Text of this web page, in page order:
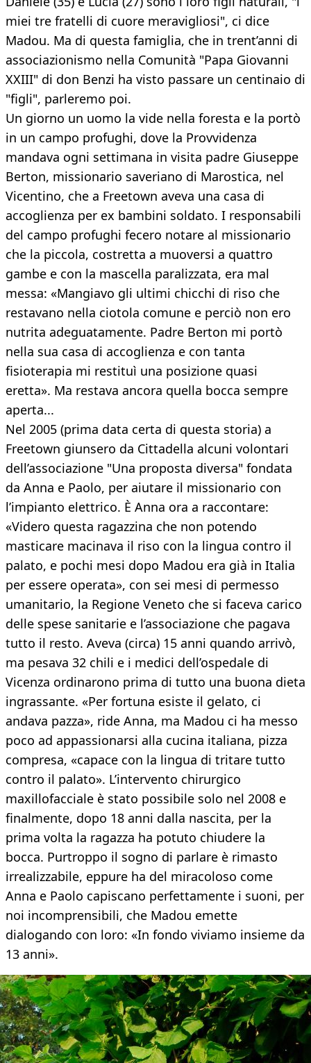
miei tre fratelli di cuore meravigliosi", ci dice
Madou. Ma di questa famiglia, che in trent’anni di
associazionismo nella Comunità "Papa Giovanni
XXIII" di don Benzi ha visto passare un centinaio di
"figli", parleremo poi.
Un giorno un uomo la vide nella foresta e la portò
in un campo profughi, dove la Provvidenza
mandava ogni settimana in visita padre Giuseppe
Berton, missionario saveriano di Marostica, nel
Vicentino, che a Freetown aveva una casa di
accoglienza per ex bambini soldato. I responsabili
del campo profughi fecero notare al missionario
che la piccola, costretta a muoversi a quattro
gambe e con la mascella paralizzata, era mal
messa: «Mangiavo gli ultimi chicchi di riso che
restavano nella ciotola comune e perciò non ero
nutrita adeguatamente. Padre Berton mi portò
nella sua casa di accoglienza e con tanta
fisioterapia mi restituì una posizione quasi
eretta». Ma restava ancora quella bocca sempre
aperta...
Nel 2005 (prima data certa di questa storia) a
Freetown giunsero da Cittadella alcuni volontari
dell’associazione "Una proposta diversa" fondata
da Anna e Paolo, per aiutare il missionario con
l’impianto elettrico. È Anna ora a raccontare:
«Videro questa ragazzina che non potendo
masticare macinava il riso con la lingua contro il
palato, e pochi mesi dopo Madou era già in Italia
per essere operata», con sei mesi di permesso
umanitario, la Regione Veneto che si faceva carico
delle spese sanitarie e l’associazione che pagava
tutto il resto. Aveva (circa) 15 anni quando arrivò,
ma pesava 32 chili e i medici dell’ospedale di
Vicenza ordinarono prima di tutto una buona dieta
ingrassante. «Per fortuna esiste il gelato, ci
andava pazza», ride Anna, ma Madou ci ha messo
poco ad appassionarsi alla cucina italiana, pizza
compresa, «capace con la lingua di tritare tutto
contro il palato». L’intervento chirurgico
maxillofacciale è stato possibile solo nel 2008 e
finalmente, dopo 18 anni dalla nascita, per la
prima volta la ragazza ha potuto chiudere la
bocca. Purtroppo il sogno di parlare è rimasto
irrealizzabile, eppure ha del miracoloso come
Anna e Paolo capiscano perfettamente i suoni, per
noi incomprensibili, che Madou emette
dialogando con loro: «In fondo viviamo insieme da
13 anni».